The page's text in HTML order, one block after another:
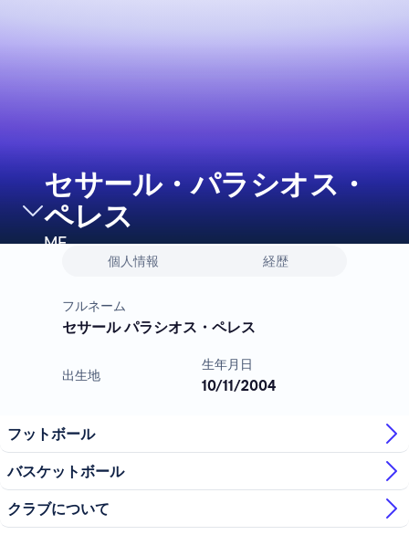
セサール・パラシオス・
ペレス
MF
個人情報 経歴
フルネーム
セサール パラシオス・ペレス
出生地
生年月日
10/11/2004
フットボール
バスケットボール
クラブについて